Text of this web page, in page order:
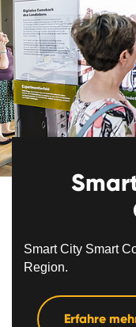
Smart City Smart
Region.
Erfahre